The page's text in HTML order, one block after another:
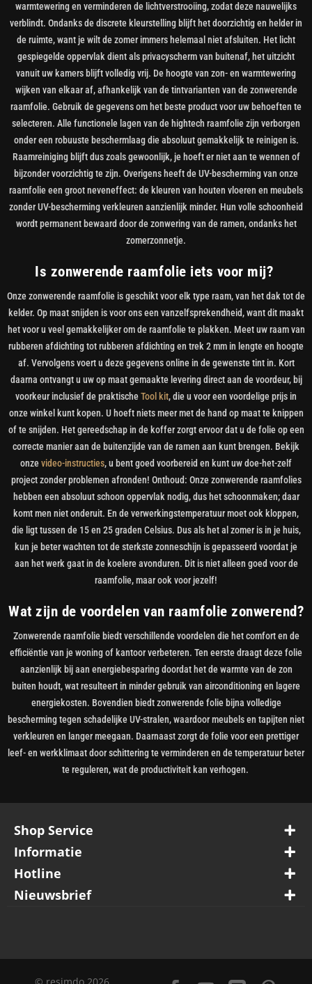
warmtewering en verminderen de lichtverstrooiing, zodat deze nauwelijks
verblindt. Ondanks de discrete kleurstelling blijft het doorzichtig en helder in
de ruimte, want je wilt de zomer immers helemaal niet afsluiten. Het licht
gespiegelde oppervlak dient als privacyscherm van buitenaf, het uitzicht
vanuit uw kamers blijft volledig vrij. De hoogte van zon- en warmtewering
wijken van elkaar af, afhankelijk van de tintvarianten van de zonwerende
raamfolie. Gebruik de gegevens om het beste product voor uw behoeften te
selecteren. Alle functionele lagen van de hightech raamfolie zijn verborgen
onder een robuuste beschermlaag die absoluut gemakkelijk te reinigen is.
Raamreiniging blijft dus zoals gewoonlijk, je hoeft er niet aan te wennen of
bijzonder voorzichtig te zijn. Overigens heeft de UV-bescherming van onze
raamfolie een groot neveneffect: de kleuren van houten vloeren en meubels
zonder UV-bescherming verkleuren aanzienlijk minder. Hun volle schoonheid
wordt permanent bewaard door de zonwering van de ramen, ondanks het
zomerzonnetje.
Is zonwerende raamfolie iets voor mij?
Onze zonwerende raamfolie is geschikt voor elk type raam, van het dak tot de
kelder. Op maat snijden is voor ons een vanzelfsprekendheid, want dit maakt
het voor u veel gemakkelijker om de raamfolie te plakken. Meet uw raam van
rubberen afdichting tot rubberen afdichting en trek 2 mm in lengte en hoogte
af. Vervolgens voert u deze gegevens online in de gewenste tint in. Kort
daarna ontvangt u uw op maat gemaakte levering direct aan de voordeur, bij
voorkeur inclusief de praktischeTool kit, die u voor een voordelige prijs in
onze winkel kunt kopen. U hoeft niets meer met de hand op maat te knippen
of te snijden. Het gereedschap in de koffer zorgt ervoor dat u de folie op een
correcte manier aan de buitenzijde van de ramen aan kunt brengen. Bekijk
onzevideo-instructies, u bent goed voorbereid en kunt uw doe-het-zelf
project zonder problemen afronden! Onthoud: Onze zonwerende raamfolies
hebben een absoluut schoon oppervlak nodig, dus het schoonmaken; daar
komt men niet onderuit. En de verwerkingstemperatuur moet ook kloppen,
die ligt tussen de 15 en 25 graden Celsius. Dus als het al zomer is in je huis,
kun je beter wachten tot de sterkste zonneschijn is gepasseerd voordat je
aan het werk gaat in de koelere avonduren. Dit is niet alleen goed voor de
raamfolie, maar ook voor jezelf!
Wat zijn de voordelen van raamfolie zonwerend?
Zonwerende raamfolie biedt verschillende voordelen die het comfort en de
efficiëntie van je woning of kantoor verbeteren. Ten eerste draagt deze folie
aanzienlijk bij aan energiebesparing doordat het de warmte van de zon
buiten houdt, wat resulteert in minder gebruik van airconditioning en lagere
energiekosten. Bovendien biedt zonwerende folie bijna volledige
bescherming tegen schadelijke UV-stralen, waardoor meubels en tapijten niet
verkleuren en langer meegaan. Daarnaast zorgt de folie voor een prettiger
leef- en werkklimaat door schittering te verminderen en de temperatuur beter
te reguleren, wat de productiviteit kan verhogen.
Shop Service
Informatie
Hotline
Nieuwsbrief